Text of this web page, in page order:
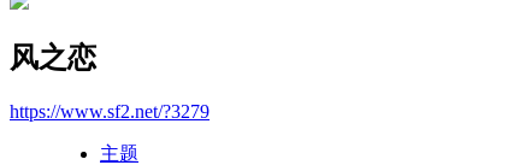
风之恋
https://www.sf2.net/?3279
主题